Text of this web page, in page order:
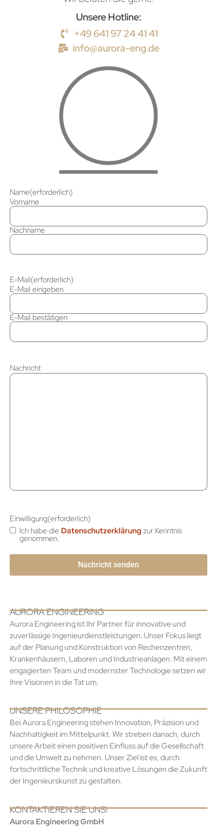
Unsere Hotline:
+49 641 97 24 41 41
info@aurora-eng.de
Name(erforderlich)
Vorname
Nachname
E-Mail(erforderlich)
E-Mail eingeben
E-Mail bestätigen
Nachricht
Einwilligung(erforderlich)
Ich habe die Datenschutzerklärung zur Kenntnis
genommen.
AURORA ENGINEERING
Aurora Engineering ist Ihr Partner für innovative und
zuverlässige Ingenieurdienstleistungen. Unser Fokus liegt
auf der Planung und Konstruktion von Rechenzentren,
Krankenhäusern, Laboren und Industrieanlagen. Mit einem
engagierten Team und modernster Technologie setzen wir
Ihre Visionen in die Tat um.
UNSERE PHILOSOPHIE
Bei Aurora Engineering stehen Innovation, Präzision und
Nachhaltigkeit im Mittelpunkt. Wir streben danach, durch
unsere Arbeit einen positiven Einfluss auf die Gesellschaft
und die Umwelt zu nehmen. Unser Ziel ist es, durch
fortschrittliche Technik und kreative Lösungen die Zukunft
der Ingenieurskunst zu gestalten.
KONTAKTIEREN SIE UNS!
Aurora Engineering GmbH